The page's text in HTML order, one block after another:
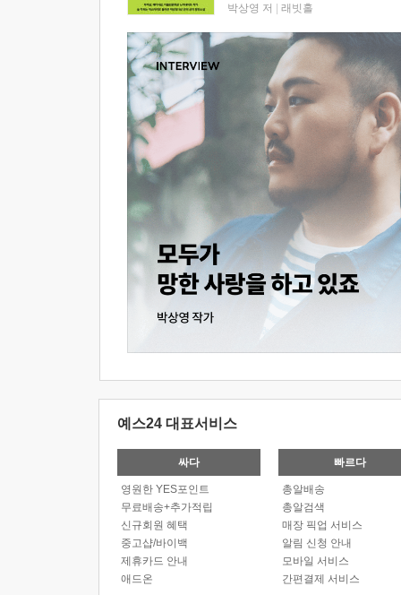
박상영 저 래빗홀
예스24 대표서비스
싸다
영원한 YES포인트
무료배송+추가적립
신규회원 혜택
중고샵/바이백
제휴카드 안내
애드온
빠르다
총알배송
총알검색
매장 픽업 서비스
알림 신청 안내
모바일 서비스
간편결제 서비스